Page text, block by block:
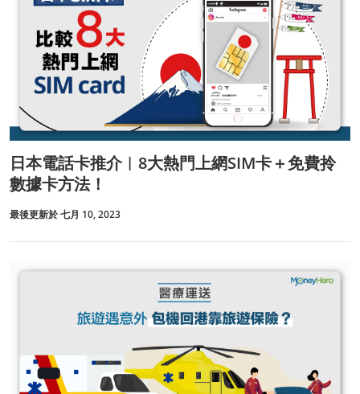
日本電話卡推介︱8大熱門上網SIM卡＋免費拎
數據卡方法！
最後更新於 七月 10, 2023